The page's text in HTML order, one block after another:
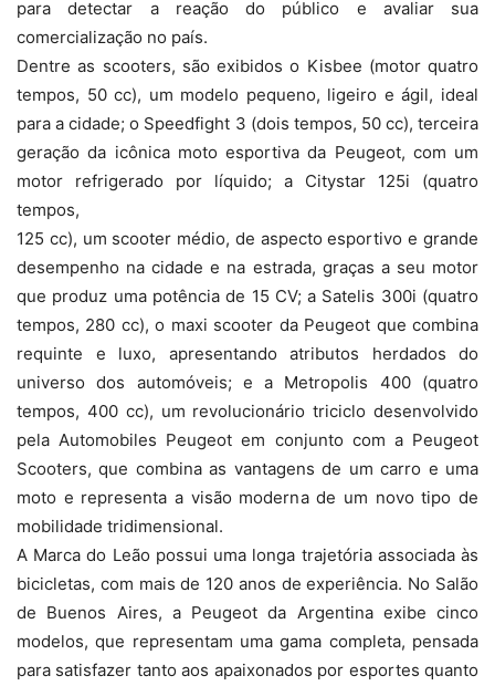
para detectar a reação do público e avaliar sua
comercialização no país.
Dentre as scooters, são exibidos o Kisbee (motor quatro
tempos, 50 cc), um modelo pequeno, ligeiro e ágil, ideal
para a cidade; o Speedfight 3 (dois tempos, 50 cc), terceira
geração da icônica moto esportiva da Peugeot, com um
motor refrigerado por líquido; a Citystar 125i (quatro
tempos,
125 cc), um scooter médio, de aspecto esportivo e grande
desempenho na cidade e na estrada, graças a seu motor
que produz uma potência de 15 CV; a Satelis 300i (quatro
tempos, 280 cc), o maxi scooter da Peugeot que combina
requinte e luxo, apresentando atributos herdados do
universo dos automóveis; e a Metropolis 400 (quatro
tempos, 400 cc), um revolucionário triciclo desenvolvido
pela Automobiles Peugeot em conjunto com a Peugeot
Scooters, que combina as vantagens de um carro e uma
moto e representa a visão moderna de um novo tipo de
mobilidade tridimensional.
A Marca do Leão possui uma longa trajetória associada às
bicicletas, com mais de 120 anos de experiência. No Salão
de Buenos Aires, a Peugeot da Argentina exibe cinco
modelos, que representam uma gama completa, pensada
para satisfazer tanto aos apaixonados por esportes quanto